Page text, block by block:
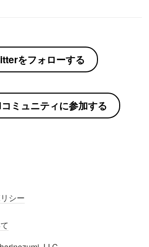
をフォローする
ミュニティに参加する
シー